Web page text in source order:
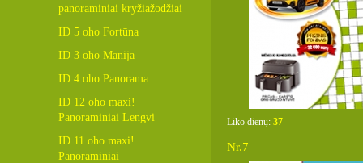
panoraminiai kryžiažodžiai
ID 5 oho Fortūna
ID 3 oho Manija
ID 4 oho Panorama
ID 12 oho maxi!
Panoraminiai Lengvi
ID 11 oho maxi!
Panoraminiai
Liko dienų: 37
Nr.7